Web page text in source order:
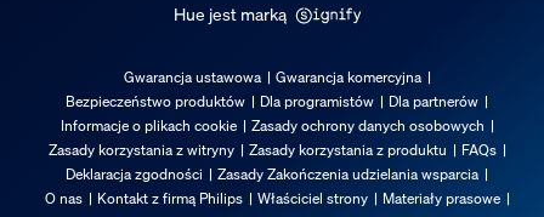
Hue jest marką
Gwarancja ustawowa
Gwarancja komercyjna
Bezpieczeństwo produktów
Dla programistów
Dla partnerów
Informacje o plikach cookie
Zasady ochrony danych osobowych
Zasady korzystania z witryny
Zasady korzystania z produktu
FAQs
Deklaracja zgodności
Zasady Zakończenia udzielania wsparcia
O nas
Kontakt z firmą Philips Właściciel strony
Materiały prasowe